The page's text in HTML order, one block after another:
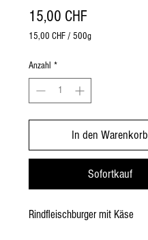
15,00 CHFPreis
15,00 CHF/ 500g
pro
Gramm
Anzahl *
In den Warenkorb
Sofortkauf
Rindfleischburger mit Käse